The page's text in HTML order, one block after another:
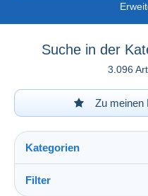
Suche in der
3.096
Zu meinen
Kategorien
Filter